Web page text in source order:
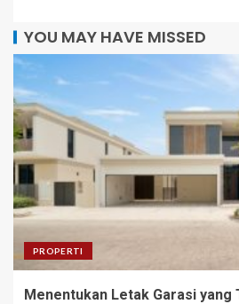
YOU MAY HAVE MISSED
PROPERTI
Menentukan Letak Garasi yang